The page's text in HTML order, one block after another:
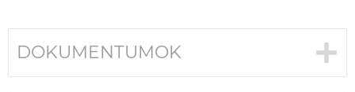
DOKUMENTUMOK